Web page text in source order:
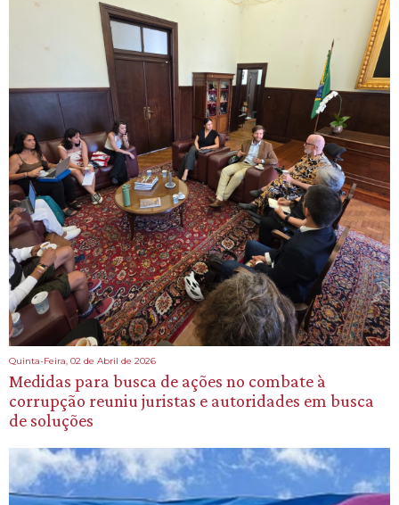
Quinta-Feira, 02 de Abril de 2026
Medidas para busca de ações no combate à
corrupção reuniu juristas e autoridades em busca
de soluções